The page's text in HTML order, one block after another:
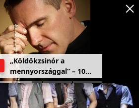
Szeretetország: a haza,
amely a szívben kezdődik